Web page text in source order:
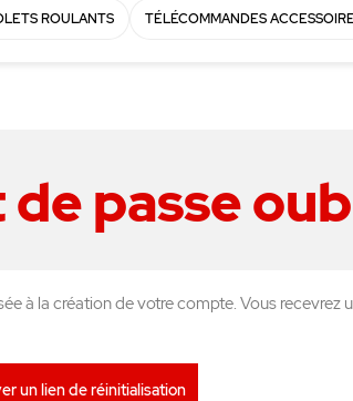
ROULANTS TÉLÉCOMMANDES
passe
à la création de votre compte. Vous
un lien de réinitialisation